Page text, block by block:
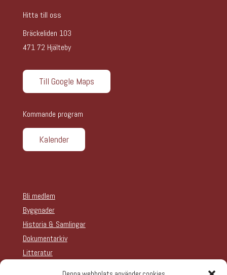
Hitta till oss
Bräckeliden 103
471 72 Hjälteby
Till Google Maps
Kommande program
Kalender
Bli medlem
Byggnader
Historia & Samlingar
Dokumentarkiv
Litteratur